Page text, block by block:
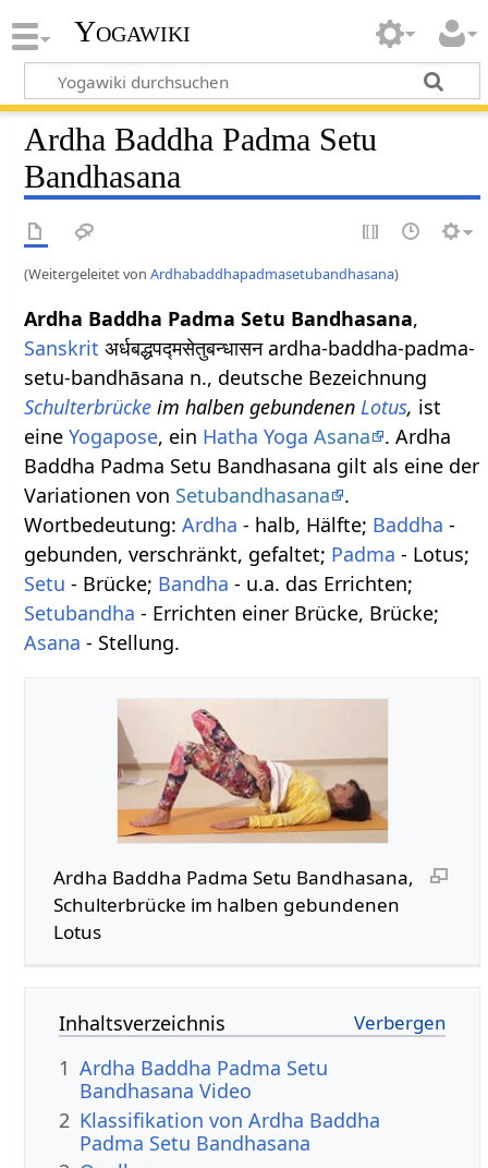
Yogawiki
Ardha Baddha Padma Setu
Bandhasana
(Weitergeleitet vonArdhabaddhapadmasetubandhasana)
Ardha Baddha Padma Setu Bandhasana,
Sanskrit अर्धबद्धपद्मसेतुबन्धासन ardha-baddha-padma-
setu-bandhāsana n., deutsche Bezeichnung
Schulterbrücke im halben gebundenenLotus, ist
eineYogapose, ein Hatha Yoga Asana
. Ardha
Baddha Padma Setu Bandhasana gilt als eine der
Variationen von Setubandhasana
.
Wortbedeutung:Ardha - halb, Hälfte; Baddha -
gebunden, verschränkt, gefaltet; Padma - Lotus;
Setu - Brücke; Bandha - u.a. das Errichten;
Setubandha - Errichten einer Brücke, Brücke;
Asana - Stellung.
Ardha Baddha Padma Setu Bandhasana,
Schulterbrücke im halben gebundenen
Lotus
Inhaltsverzeichnis
1 Ardha Baddha Padma Setu
Bandhasana Video
2 Klassifikation von Ardha Baddha
Padma Setu Bandhasana